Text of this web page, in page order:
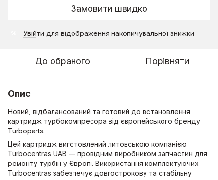
Замовити швидко
Увійти для відображення накопичувальної знижки
До обраного Порівняти
Опис
Новий, відбалансований та готовий до встановлення
картридж турбокомпресора від європейського бренду
Turboparts.
Цей картридж виготовлений литовською компанією
Turboсentras UAB — провідним виробником запчастин для
ремонту турбін у Європі. Використання комплектуючих
Turbocentras забезпечує довгострокову та стабільну